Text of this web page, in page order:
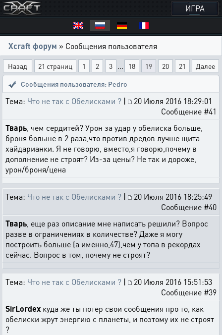
ИГРА
Xcraft форум » Сообщения пользователя
Назад 21 страниц 1 2 3 ... 18 19 20 21
Далее
Сообщения пользователя: Pedro
Тема: Что не так с Обелисками ? |
20 Июля 2016 18:29:01
Сообщение #41
Тварь , чем сердитей? Урон за удар у обелиска больше,
броня больше в 2 раза,что против дредов лучше щита
хайдарианки. Я не говорю, вместо,я говорю,почему в
дополнение не строят? Из-за цены? Не так и дороже,
урон/броня/цена
Тема: Что не так с Обелисками ? |
20 Июля 2016 18:25:49
Сообщение #40
Тварь , еще раз описание мне написать решили? Вопрос
разве в ограничениях в количестве? Даже я могу
построить больше (а именно,47),чем у топа в рекордах
сейчас. Вопрос в том, почему не строят?
Тема: Что не так с Обелисками ? |
20 Июля 2016 15:51:53
Сообщение #39
SirLordex куда же ты потер свои сообщения про то, как
обелиски жрут энергию с планеты, и поэтому их не строят
?